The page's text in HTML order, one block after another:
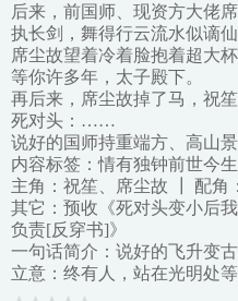
后来，前国师、现资方大佬
执长剑，舞得行云流水似谪仙
席尘故望着冷着脸抱着超大
等你许多年，太子殿下。
再后来，席尘故掉了马，祝
死对头：……
说好的国师持重端方、高山
内容标签：情有独钟前世今
主角：祝笙、席尘故 ┃ 配角
其它：预收《死对头变小后
负责[反穿书]》
一句话简介：说好的飞升变古
立意：终有人，站在光明处等